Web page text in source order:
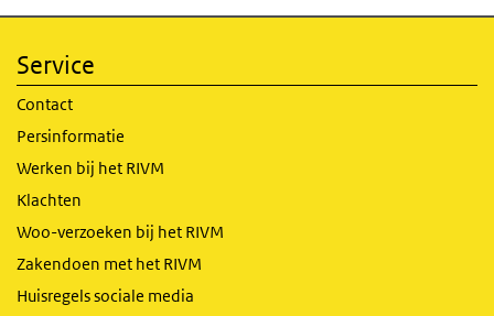
Service
Contact
Persinformatie
Werken bij het RIVM
Klachten
Woo-verzoeken bij het RIVM
Zakendoen met het RIVM
Huisregels sociale media